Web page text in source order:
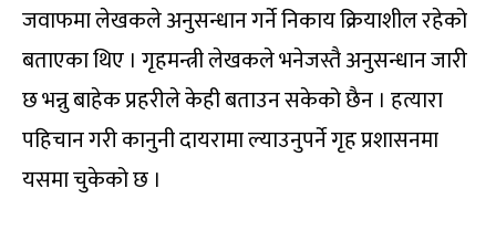
जवाफमा लेखकले अनुसन्धान गर्ने निकाय क्रियाशील रहेको
बताएका थिए । गृहमन्त्री लेखकले भनेजस्तै अनुसन्धान जारी
छ भन्नु बाहेक प्रहरीले केही बताउन सकेको छैन । हत्यारा
पहिचान गरी कानुनी दायरामा ल्याउनुपर्ने गृह प्रशासनमा
यसमा चुकेको छ ।